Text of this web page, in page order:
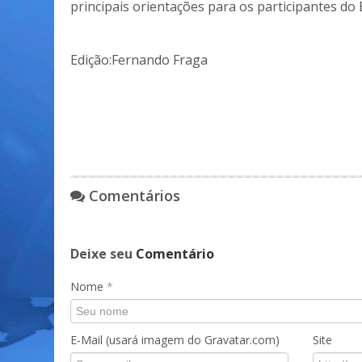
principais orientações para os participantes do
Edição:Fernando Fraga
Comentários
Deixe seu Comentário
Nome *
E-Mail (usará imagem do Gravatar.com) Site